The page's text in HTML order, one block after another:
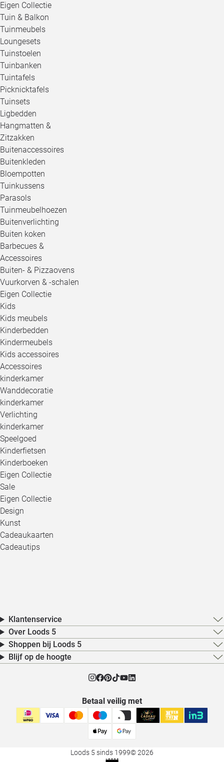
Eigen Collectie
Tuin & Balkon
Tuinmeubels
Loungesets
Tuinstoelen
Tuinbanken
Tuintafels
Picknicktafels
Tuinsets
Ligbedden
Hangmatten &
Zitzakken
Buitenaccessoires
Buitenkleden
Bloempotten
Tuinkussens
Parasols
Tuinmeubelhoezen
Buitenverlichting
Buiten koken
Barbecues &
Accessoires
Buiten- & Pizzaovens
Vuurkorven & -schalen
Eigen Collectie
Kids
Kids meubels
Kinderbedden
Kindermeubels
Kids accessoires
Accessoires
kinderkamer
Wanddecoratie
kinderkamer
Verlichting
kinderkamer
Speelgoed
Kinderfietsen
Kinderboeken
Eigen Collectie
Sale
Eigen Collectie
Design
Kunst
Cadeaukaarten
Cadeautips
Klantenservice
Over Loods 5
Shoppen bij Loods 5
Blijf op de hoogte
Betaal veilig met
Loods 5 sinds 1999© 2026